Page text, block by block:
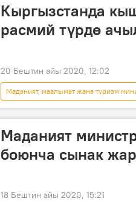
Кыргызстанда
расмий түрдө
20 Бештин айы 2020, 12:02
Маданият, маалымат жана туризм
Нуржигит Кадырбеков
кыш
Маданият
боюнча сынак
18 Бештин айы 2020, 15:21